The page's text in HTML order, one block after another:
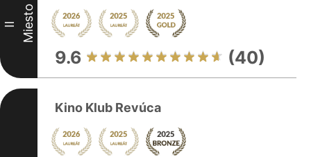
II Miesto
9.6 (40)
Kino Klub Revúca